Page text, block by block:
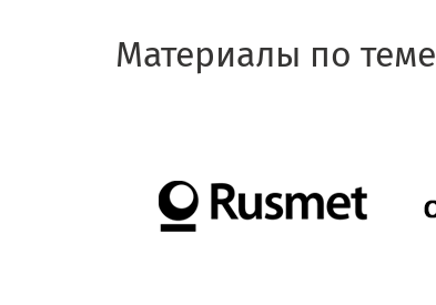
Материалы по теме